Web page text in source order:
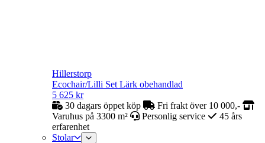
Hillerstorp
Ecochair/Lilli Set Lärk obehandlad
5 625 kr
30 dagars öppet köp
Fri frakt över 10 000,-
Varuhus på 3300 m²
Personlig service
45 års
erfarenhet
Stolar